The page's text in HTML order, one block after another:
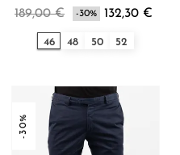
189,00 € -30% 132,30 €
46 48 50 52
-30%